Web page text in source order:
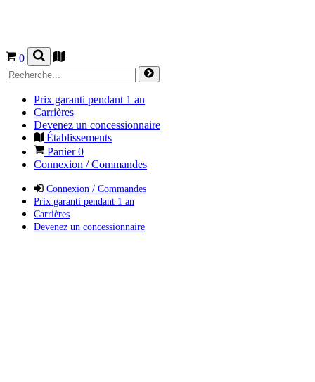
0
Prix garanti pendant 1 an
Carrières
Devenez un concessionnaire
Établissements
Panier0
Connexion / Commandes
Connexion / Commandes
Prix garanti pendant 1 an
Carrières
Devenez un concessionnaire